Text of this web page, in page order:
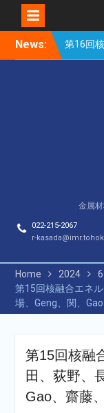
News:
第16回
合講演
村、
楽しい
市立松
第16回
合講演
金属
022-215-2067
r-
Home 2024
第15回核融合エネ
場、Geng、関、
第15回核融
田、荻野、
Gao、齋藤